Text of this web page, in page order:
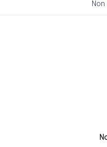
Non